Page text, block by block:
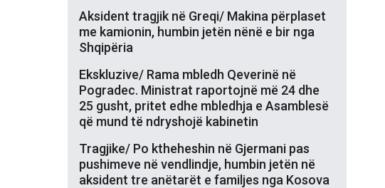
Aksident tragjik në Greqi/ Makina përplaset
me kamionin, humbin jetën nënë e bir nga
Shqipëria
Ekskluzive/ Rama mbledh Qeverinë në
Pogradec. Ministrat raportojnë më 24 dhe
25 gusht, pritet edhe mbledhja e Asamblesë
që mund të ndryshojë kabinetin
Tragjike/ Po ktheheshin në Gjermani pas
pushimeve në vendlindje, humbin jetën në
aksident tre anëtarët e familjes nga Kosova